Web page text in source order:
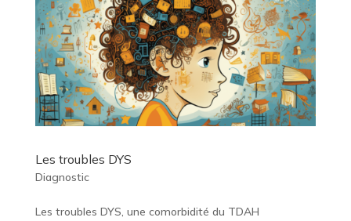
Les troubles DYS
Diagnostic
Les troubles DYS, une comorbidité du TDAH